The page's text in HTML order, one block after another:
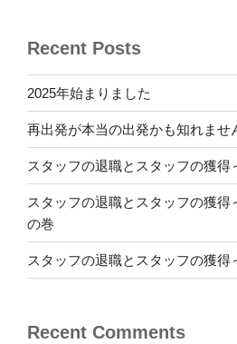
Recent Posts
2025年始まりました
再出発が本当の出発かも知れませ
スタッフの退職とスタッフの獲得
スタッフの退職とスタッフの獲得
の巻
スタッフの退職とスタッフの獲得
Recent Comments